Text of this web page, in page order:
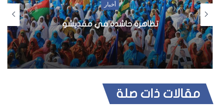
أخبار
تظاهرة حاشدة في مقديشو
مقالات ذات صلة